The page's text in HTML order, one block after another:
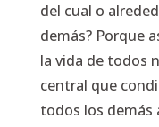
del cual o
demás? Porque
la vida de todos
central que
todos los demás